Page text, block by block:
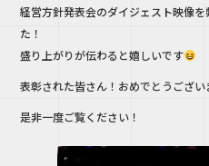
e
b
o
o
k
te
r
経営方針発表会のダイジェスト映像
た！
盛り上がりが伝わると嬉しいです
表彰された皆さん！おめでとうござい
是非一度ご覧ください！